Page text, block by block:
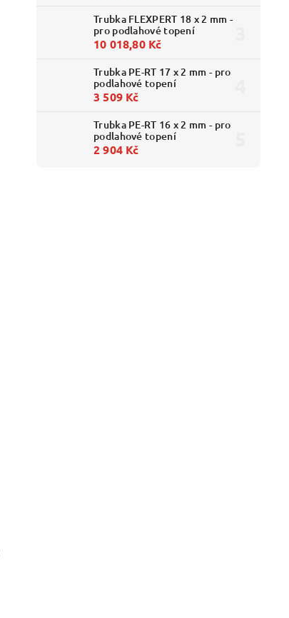
Trubka FLEXPERT 18 x 2 mm -
pro podlahové topení
10 018,80 Kč
Trubka PE-RT 17 x 2 mm - pro
podlahové topení
3 509 Kč
Trubka PE-RT 16 x 2 mm - pro
podlahové topení
2 904 Kč